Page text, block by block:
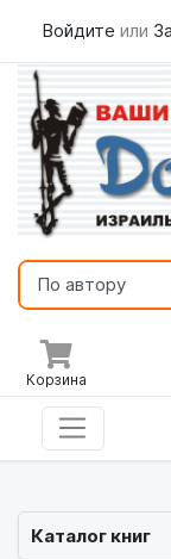
Войдите или
Корзина
Каталог книг